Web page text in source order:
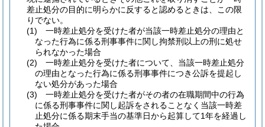
差止処分の目的に明らかに反すると認めるときは、この限
りでない。
(1)
一時差止処分を受けた者が当該一時差止処分の理由と
なった行為に係る刑事事件に関し拘禁刑以上の刑に処せ
られなかった場合
(2)
一時差止処分を受けた者について、当該一時差止処分
の理由となった行為に係る刑事事件につき公訴を提起し
ない処分があった場合
(3)
一時差止処分を受けた者がその者の在職期間中の行為
に係る刑事事件に関し起訴をされることなく当該一時差
止処分に係る期末手当の基準日から起算して1年を経過し